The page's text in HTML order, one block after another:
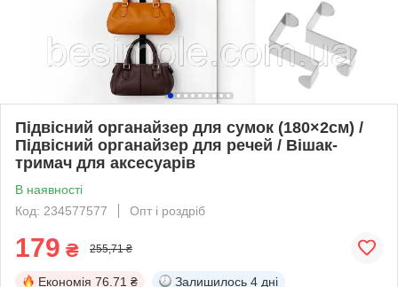
Підвісний органайзер для сумок (180×2см) /
Підвісний органайзер для речей / Вішак-
тримач для аксесуарів
В наявності
Код: 234577577
Опт і роздріб
179 ₴ 255,71 ₴
Економія 76.71 ₴ Залишилось 4 дні